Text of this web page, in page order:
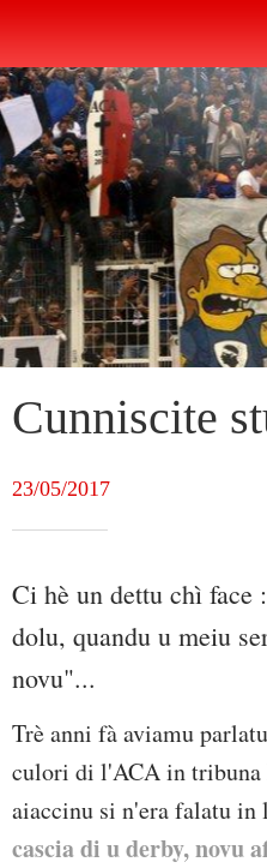
Cunniscite
23/05/2017
Ci hè un dettu chì
dolu, quandu u meiu
novu"...
Trè anni fà aviamu
culori di l'ACA in tribuna
aiaccinu si n'era falatu in
cascia di u derby, novu